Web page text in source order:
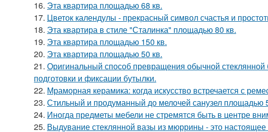
16. Эта квартира площадью 68 кв.
17. Цветок календулы - прекрасный символ счастья и
18. Эта квартира в стиле "Сталинка" площадью 80 кв.
19. Эта квартира площадью 150 кв.
20. Эта квартира площадью 50 кв.
21. Оригинальный способ превращения обычной стеклянной
подготовки и фиксации бутылки.
22. Мраморная керамика: когда искусство встречается с
23. Стильный и продуманный до мелочей санузел площадью
24. Иногда предметы мебели не стремятся быть в центре
25. Выдувание стеклянной вазы из мюррины - это настоящее